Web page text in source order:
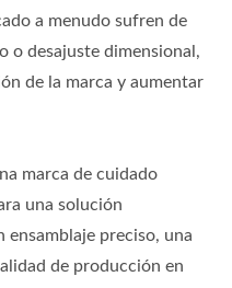
a menudo sufren de
o desajuste dimensional,
de la marca y aumentar
marca de cuidado
una solución
ensamblaje preciso, una
de producción en